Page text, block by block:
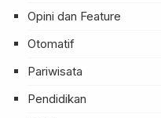
Opini dan Feature
Otomatif
Pariwisata
Pendidikan